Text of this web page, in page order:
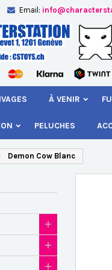
Email:
À VENIR
PELUCHES
Demon Cow Blanc